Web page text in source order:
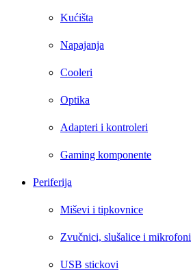
Kućišta
Napajanja
Cooleri
Optika
Adapteri i kontroleri
Gaming komponente
Periferija
Miševi i tipkovnice
Zvučnici, slušalice i mikrofoni
USB stickovi